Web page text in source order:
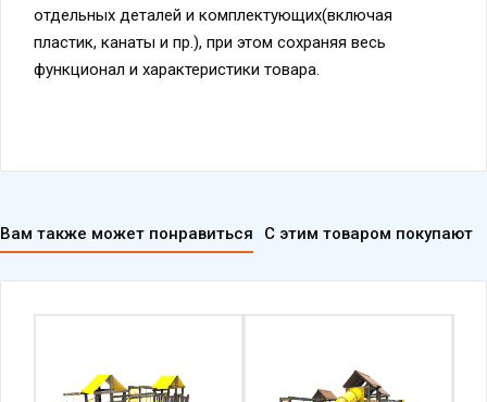
отдельных деталей и комплектующих(включая
пластик, канаты и пр.), при этом сохраняя весь
функционал и характеристики товара.
Вам также может понравиться С этим товаром покупают